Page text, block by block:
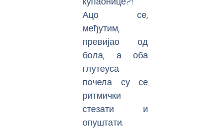
Ацо се,
међутим,
превијао од
бола, а оба
глутеуса
почела су се
ритмички
стезати и
опуштати.